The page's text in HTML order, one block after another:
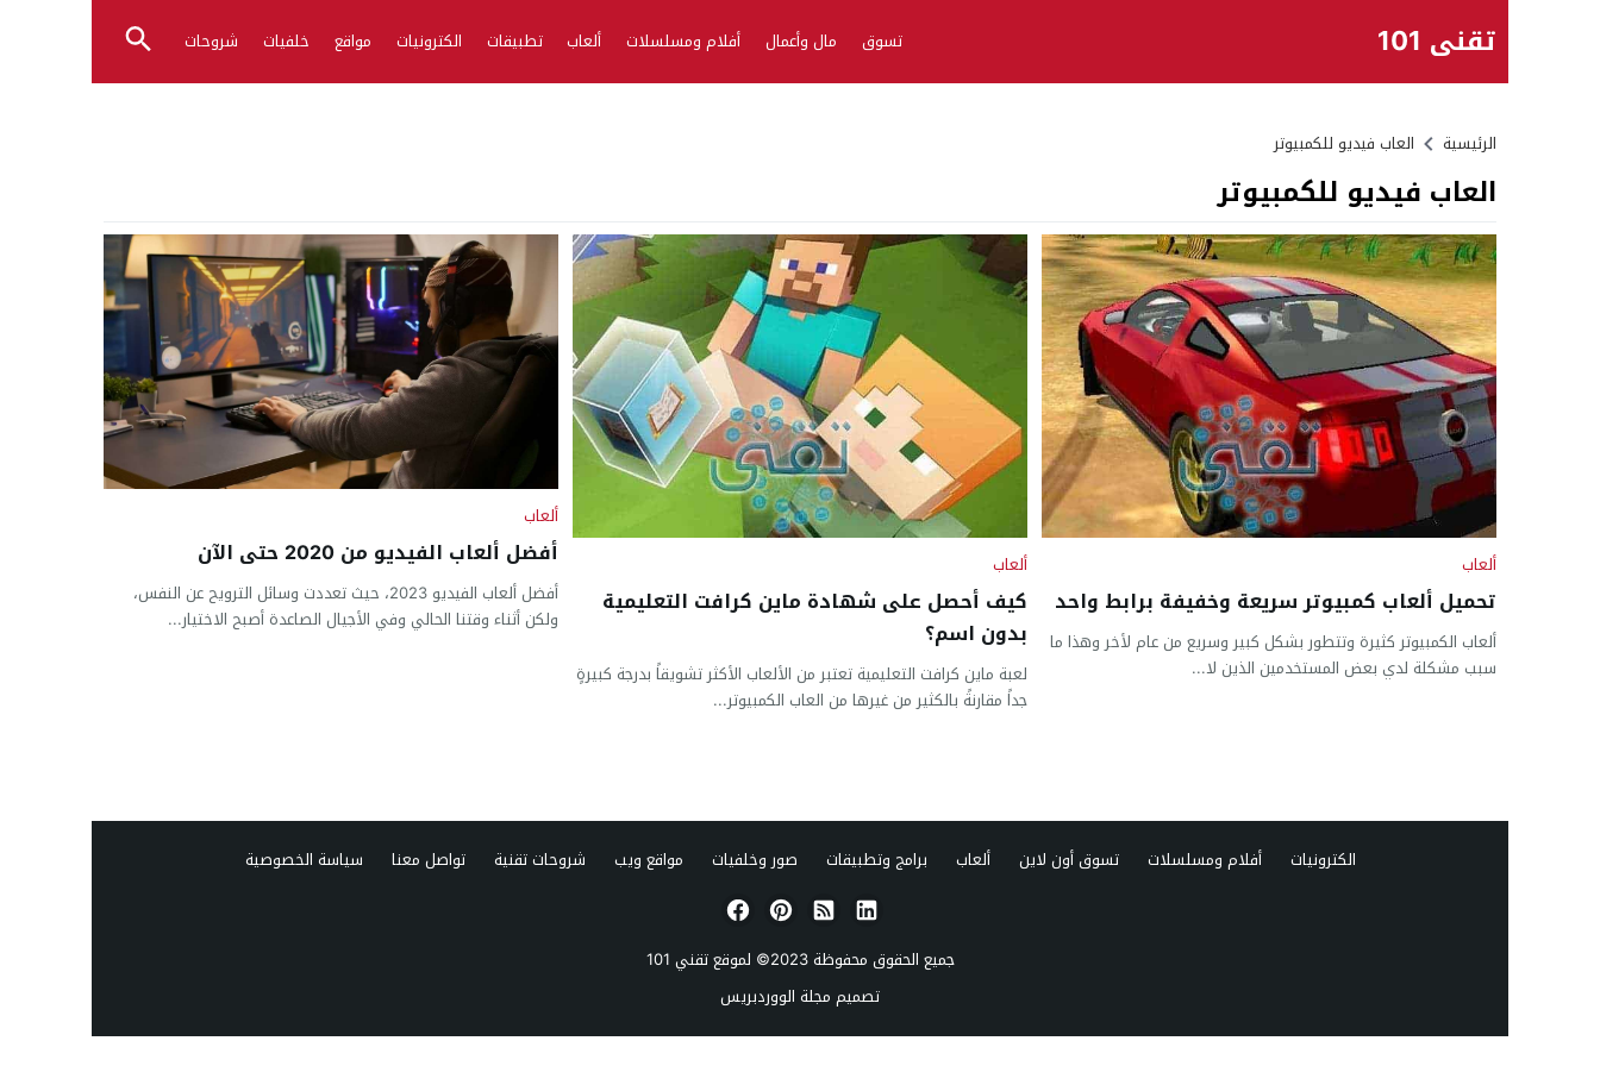
تقني 101 تسوق مال وأعمال أفلام ومسلسلات ألعاب تطبيقات الكترونيات مواقع خلفيات شروحات
الرئيسية العاب فيديو للكمبيوتر
العاب فيديو للكمبيوتر
ألعاب
تحميل ألعاب كمبيوتر سريعة وخفيفة برابط واحد
ألعاب الكمبيوتر كثيرة وتتطور بشكل كبير وسريع من عام لأخر وهذا ما
سبب مشكلة لدي بعض المستخدمين الذين لا...
ألعاب
كيف أحصل على شهادة ماين كرافت التعليمية
بدون اسم؟
لعبة ماين كرافت التعليمية تعتبر من الألعاب الأكثر تشويقاً بدرجة كبيرةٍ
جداً مقارنةً بالكثير من غيرها من العاب الكمبيوتر...
ألعاب
أفضل ألعاب الفيديو من 2020 حتى الآن
أفضل ألعاب الفيديو 2023، حيث تعددت وسائل الترويح عن النفس،
ولكن أثناء وقتنا الحالي وفي الأجيال الصاعدة أصبح الاختيار...
الكترونيات أفلام ومسلسلات تسوق أون لاين ألعاب برامج وتطبيقات صور وخلفيات مواقع ويب شروحات تقنية تواصل معنا سياسة الخصوصية
جميع الحقوق محفوظة 2023© لموقع
تقني 101
تصميم مجلة الووردبريس